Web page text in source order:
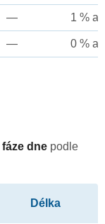
— 1 %
— 0 %
fáze dne podle
Délka